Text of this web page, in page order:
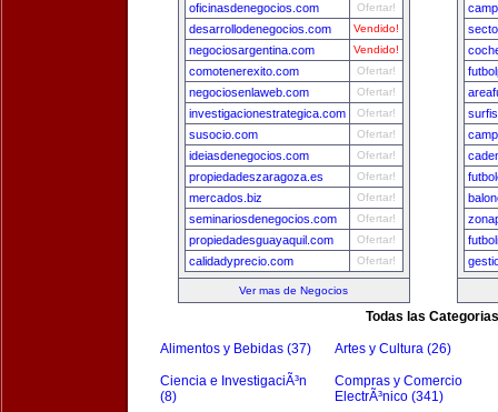
oficinasdenegocios.com Ofertar!
desarrollodenegocios.com Vendido!
negociosargentina.com Vendido!
comotenerexito.com Ofertar!
negociosenlaweb.com Ofertar!
investigacionestrategica.com Ofertar!
susocio.com Ofertar!
ideiasdenegocios.com Ofertar!
propiedadeszaragoza.es Ofertar!
mercados.biz Ofertar!
seminariosdenegocios.com Ofertar!
propiedadesguayaquil.com Ofertar!
calidadyprecio.com Ofertar!
Ver mas de Negocios
Todas las Categorias
Alimentos y Bebidas (37) Artes y Cultura (26)
Ciencia e InvestigaciÃ³n
(8)
Compras y Comercio
ElectrÃ³nico (341)